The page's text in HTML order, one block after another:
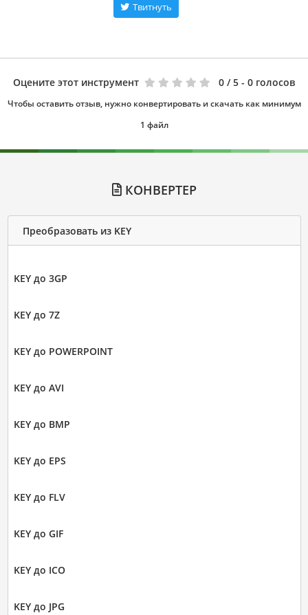
Твитнуть
Оцените этот инструмент 0 / 5 - 0 голосов
Чтобы оставить отзыв, нужно конвертировать и скачать как минимум
1 файл
КОНВЕРТЕР
Преобразовать из KEY
KEY до 3GP
KEY до 7Z
KEY до POWERPOINT
KEY до AVI
KEY до BMP
KEY до EPS
KEY до FLV
KEY до GIF
KEY до ICO
KEY до JPG